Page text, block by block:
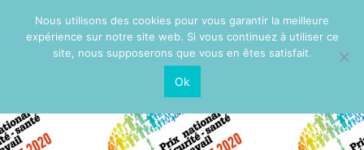
Nous utilisons des cookies pour vous garantir la meilleure
expérience sur notre site web. Si vous continuez à utiliser ce
site, nous supposerons que vous en êtes satisfait.
Ok